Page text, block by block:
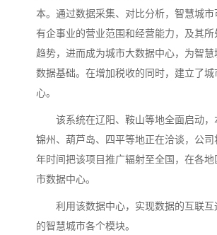
本。通过数据采集、对比分析，智慧城
有企事业的营业范围和经营能力，及其
趋势，进而成为城市大数据中心，为智慧
数据基础。在增加税收的同时，建立了城
心。
该系统在辽阳、鞍山等地全面启动，
锦州、葫芦岛、四平等地正在洽谈，公司
年时间把该项目推广辐射至全国，在各
市数据中心。
利用该数据中心，实现数据的互联互
的智慧城市各个模块。